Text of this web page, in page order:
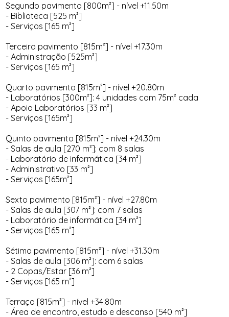
Segundo pavimento [800m²] - nível +11.50m
- Biblioteca [525 m²]
- Serviços [165 m²]
Terceiro pavimento [815m²] - nível +17.30m
- Administração [525m²]
- Serviços [165 m²]
Quarto pavimento [815m²] - nível +20.80m
- Laboratórios [300m²]: 4 unidades com 75m² cada
- Apoio Laboratórios [33 m²]
- Serviços [165m²]
Quinto pavimento [815m²] - nível +24.30m
- Salas de aula [270 m²]: com 8 salas
- Laboratório de informática [34 m²]
- Administrativo [33 m²]
- Serviços [165m²]
Sexto pavimento [815m²] - nível +27.80m
- Salas de aula [307 m²]: com 7 salas
- Laboratório de informática [34 m²]
- Serviços [165 m²]
Sétimo pavimento [815m²] - nível +31.30m
- Salas de aula [306 m²]: com 6 salas
- 2 Copas/Estar [36 m²]
- Serviços [165 m²]
Terraço [815m²] - nível +34.80m
- Área de encontro, estudo e descanso [540 m²]